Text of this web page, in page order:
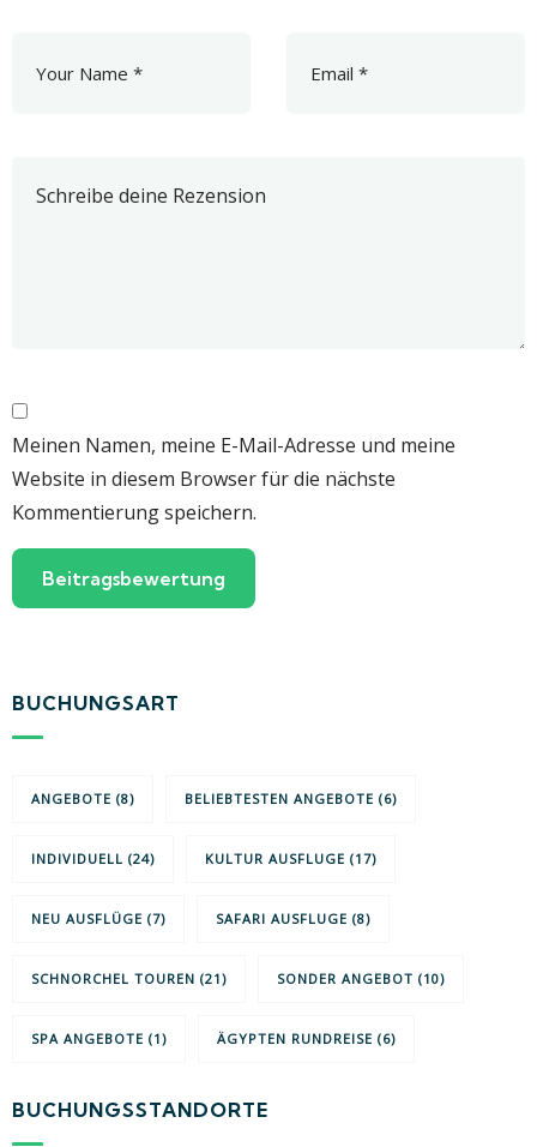
Meinen Namen, meine E-Mail-Adresse und meine
Website in diesem Browser für die nächste
Kommentierung speichern.
BUCHUNGSART
ANGEBOTE (8) BELIEBTESTEN ANGEBOTE (6)
INDIVIDUELL (24) KULTUR AUSFLUGE (17)
NEU AUSFLÜGE (7) SAFARI AUSFLUGE (8)
SCHNORCHEL TOUREN (21) SONDER ANGEBOT (10)
SPA ANGEBOTE (1) ÄGYPTEN RUNDREISE (6)
BUCHUNGSSTANDORTE